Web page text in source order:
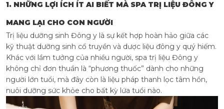
1. NHỮNG LỢI ÍCH ÍT AI BIẾT MÀ SPA TRỊ LIỆU ĐÔNG Y
MANG LẠI CHO CON NGƯỜI
Trị liệu dưỡng sinh Đông y là sự kết hợp hoàn hảo giữa các
kỹ thuật dưỡng sinh cổ truyền và dược liệu đông y quý hiếm.
Khác với lầm tưởng của nhiều người, spa trị liệu Đông y
không chỉ đơn thuần là “phương thuốc” dành cho những
người lớn tuổi, mà đây còn là liệu pháp thanh lọc tâm hồn,
nuôi dưỡng sức khỏe cho bất kỳ lứa tuổi nào.